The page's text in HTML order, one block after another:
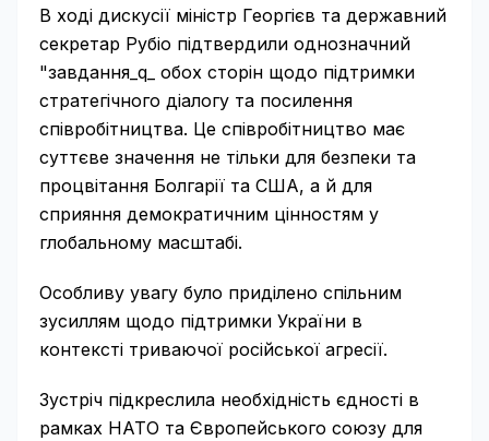
В ході дискусії міністр Георгієв та державний
секретар Рубіо підтвердили однозначний
"завдання_q_ обох сторін щодо підтримки
стратегічного діалогу та посилення
співробітництва. Це співробітництво має
суттєве значення не тільки для безпеки та
процвітання Болгарії та США, а й для
сприяння демократичним цінностям у
глобальному масштабі.
Особливу увагу було приділено спільним
зусиллям щодо підтримки України в
контексті триваючої російської агресії.
Зустріч підкреслила необхідність єдності в
рамках НАТО та Європейського союзу для